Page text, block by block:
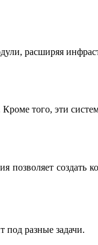
расширяя
Кроме того, эти
позволяет
под разные задачи.